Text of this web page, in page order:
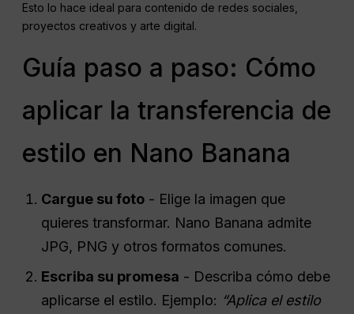
Esto lo hace ideal para contenido de redes sociales,
proyectos creativos y arte digital.
Guía paso a paso: Cómo
aplicar la transferencia de
estilo en Nano Banana
Cargue su foto - Elige la imagen que
quieres transformar. Nano Banana admite
JPG, PNG y otros formatos comunes.
Escriba su promesa - Describa cómo debe
aplicarse el estilo. Ejemplo: “Aplica el estilo